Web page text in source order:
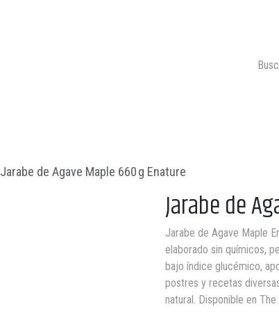
Jarabe de Agave Maple 660 g Enature
Jarabe de
Jarabe de Agave Maple
elaborado sin químicos,
bajo índice glucémico,
postres y recetas
natural. Disponible en The